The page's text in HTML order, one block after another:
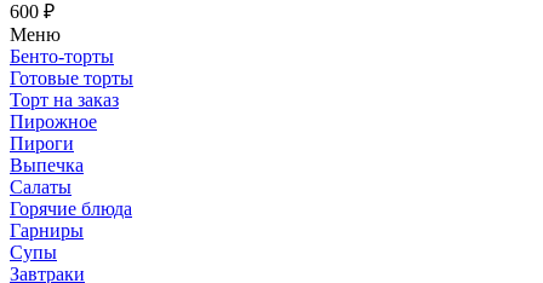
600 ₽
Меню
Бенто-торты
Готовые торты
Торт на заказ
Пирожное
Пироги
Выпечка
Салаты
Горячие блюда
Гарниры
Супы
Завтраки